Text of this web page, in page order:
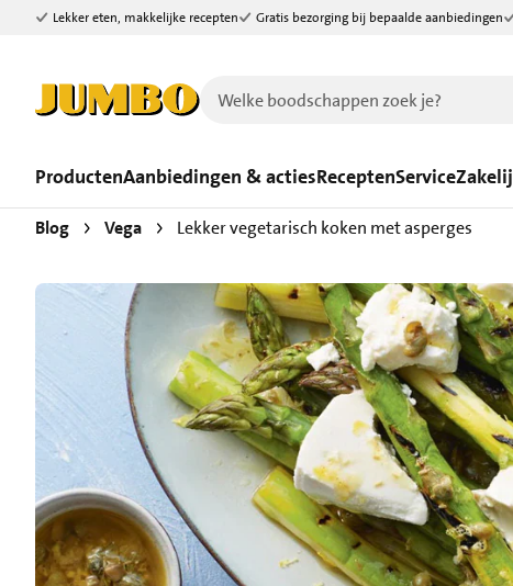
Ga naar zoeken
Ga naar hoofdinhoud
Lekker eten, makkelijke recepten Gratis bezorging bij bepaalde aanbiedingen
ProductenAanbiedingen & actiesReceptenService
Blog Vega Lekker vegetarisch koken met asperges